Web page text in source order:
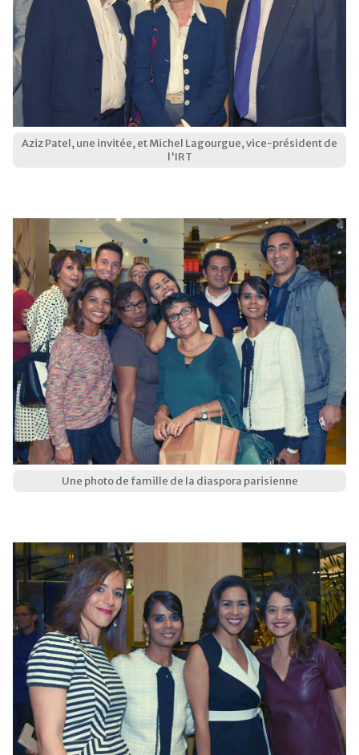
Aziz Patel, une invitée, et Michel Lagourgue, vice-président de
l'IRT
Une photo de famille de la diaspora parisienne